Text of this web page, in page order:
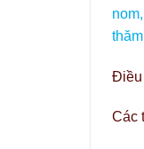
Điều
Các